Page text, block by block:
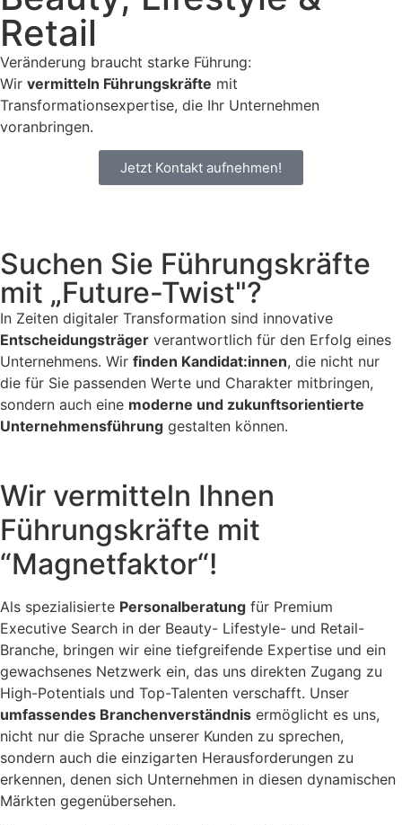
Retail
Veränderung braucht starke Führung:
Wir vermitteln Führungskräfte mit
Transformationsexpertise, die Ihr Unternehmen
voranbringen.
Jetzt Kontakt aufnehmen!
Suchen Sie Führungskräfte
mit „Future-Twist"?
In Zeiten digitaler Transformation sind innovative
Entscheidungsträger verantwortlich für den Erfolg eines
Unternehmens. Wir finden Kandidat:innen, die nicht nur
die für Sie passenden Werte und Charakter mitbringen,
sondern auch eine moderne und zukunftsorientierte
Unternehmensführung gestalten können.
Wir vermitteln Ihnen
Führungskräfte mit
“Magnetfaktor“!
Als spezialisierte Personalberatung für Premium
Executive Search in der Beauty- Lifestyle- und Retail-
Branche, bringen wir eine tiefgreifende Expertise und ein
gewachsenes Netzwerk ein, das uns direkten Zugang zu
High-Potentials und Top-Talenten verschafft. Unser
umfassendes Branchenverständnis ermöglicht es uns,
nicht nur die Sprache unserer Kunden zu sprechen,
sondern auch die einzigarten Herausforderungen zu
erkennen, denen sich Unternehmen in diesen dynamischen
Märkten gegenübersehen.